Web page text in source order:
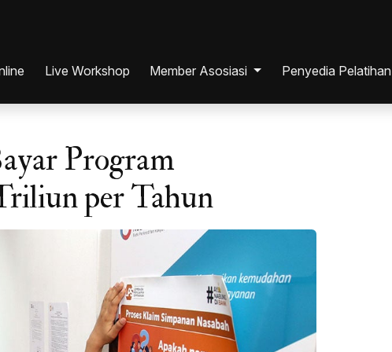
Live Workshop Member Asosiasi
Perusahaan
Penyedia Pelatihan
Program
per Tahun